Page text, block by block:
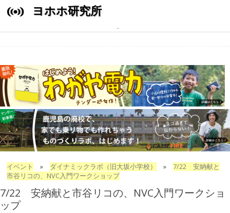
ヨホホ研究所
イベント » ダイナミックラボ（旧大坂小学校） » 7/22 安納献と
市谷リコの、NVC入門ワークショップ
7/22 安納献と市谷リコの、NVC入門ワークショ
ップ